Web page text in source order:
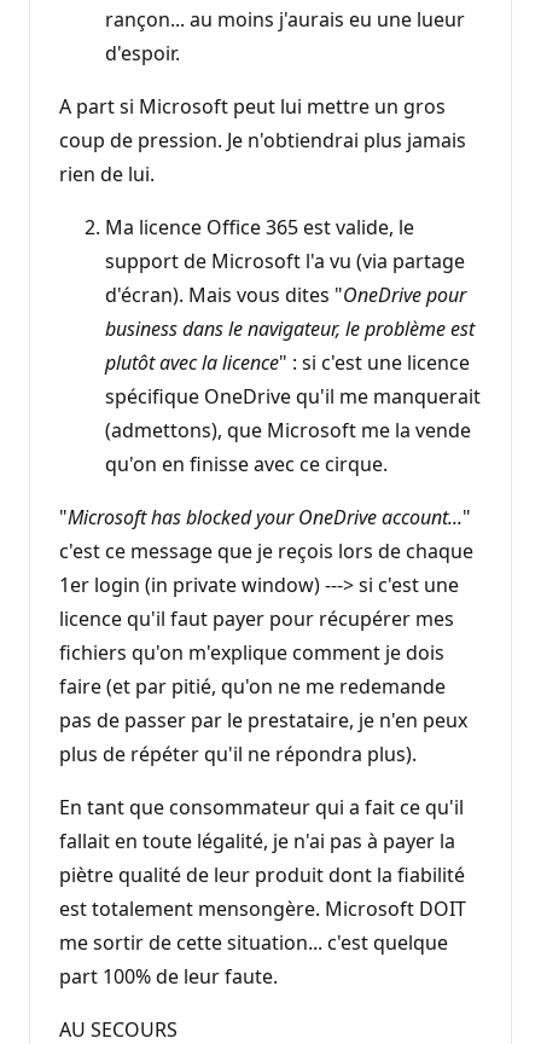
rançon... au moins j'aurais eu une lueur
d'espoir.
A part si Microsoft peut lui mettre un gros
coup de pression. Je n'obtiendrai plus jamais
rien de lui.
Ma licence Office 365 est valide, le
support de Microsoft l'a vu (via partage
d'écran). Mais vous dites "OneDrive pour
business dans le navigateur, le problème est
plutôt avec la licence" : si c'est une licence
spécifique OneDrive qu'il me manquerait
(admettons), que Microsoft me la vende
qu'on en finisse avec ce cirque.
"Microsoft has blocked your OneDrive account..."
c'est ce message que je reçois lors de chaque
1er login (in private window) ---> si c'est une
licence qu'il faut payer pour récupérer mes
fichiers qu'on m'explique comment je dois
faire (et par pitié, qu'on ne me redemande
pas de passer par le prestataire, je n'en peux
plus de répéter qu'il ne répondra plus).
En tant que consommateur qui a fait ce qu'il
fallait en toute légalité, je n'ai pas à payer la
piètre qualité de leur produit dont la fiabilité
est totalement mensongère. Microsoft DOIT
me sortir de cette situation... c'est quelque
part 100% de leur faute.
AU SECOURS